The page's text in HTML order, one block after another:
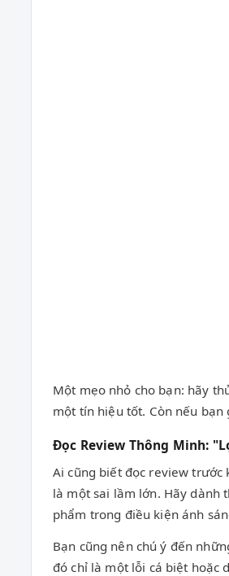
Một mẹo nhỏ cho bạn: hãy
một tín hiệu tốt. Còn nếu
Đọc Review Thông Minh:
Ai cũng biết đọc review
là một sai lầm lớn. Hãy dành
phẩm trong điều kiện ánh
Bạn cũng nên chú ý đến
đó chỉ là một lỗi cá biệt hoặc